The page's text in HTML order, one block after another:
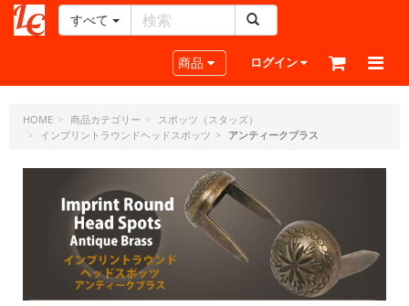
ー
ラ
フ
ピ
すべて
Toggle navigation
商品 ログイン
HOME 商品カテゴリー
スポッツ（スタッズ）
インプリントラウンドヘッドスポッツ
アンティークブラス